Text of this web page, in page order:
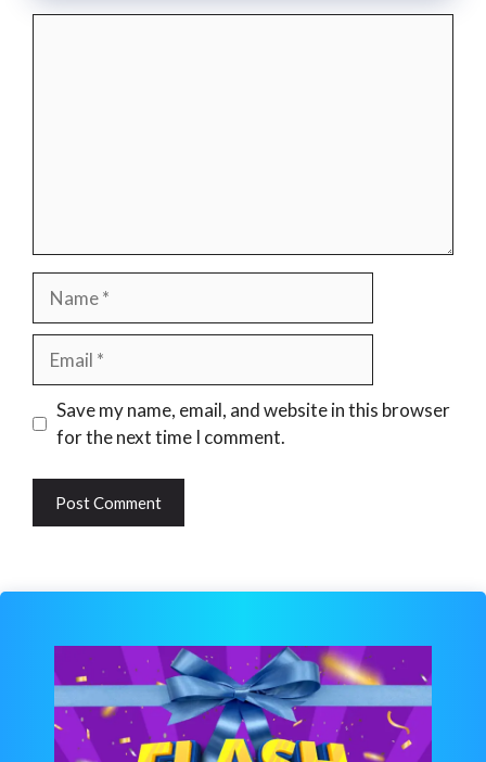
Name
Email
Website
Save my name, email, and website in this browser
for the next time I comment.